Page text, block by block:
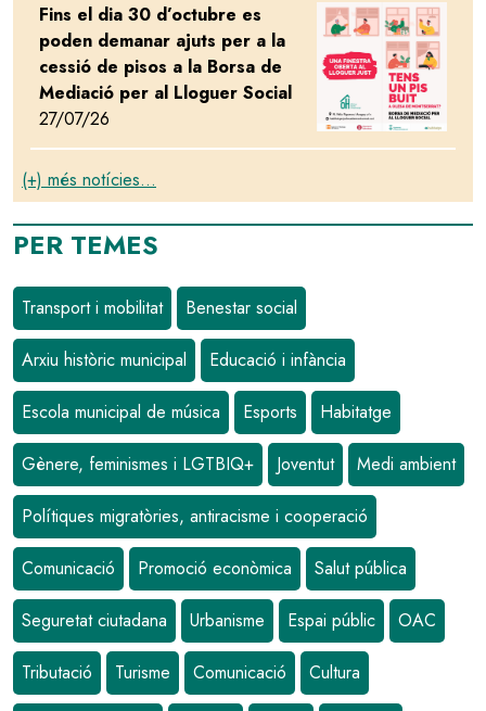
Fins el dia 30 d’octubre es
poden demanar ajuts per a la
cessió de pisos a la Borsa de
Mediació per al Lloguer Social
27/07/26
Image
(+) més notícies...
PER TEMES
Transport i mobilitat Benestar social
Arxiu històric municipal Educació i infància
Escola municipal de música Esports Habitatge
Gènere, feminismes i LGTBIQ+ Joventut Medi ambient
Polítiques migratòries, antiracisme i cooperació
Comunicació Promoció econòmica Salut pública
Seguretat ciutadana Urbanisme Espai públic OAC
Tributació Turisme Comunicació Cultura